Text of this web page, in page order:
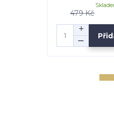
479 Kč